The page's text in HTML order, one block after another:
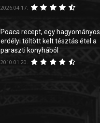
2026.04.17.
Poaca recept, egy hagyományos
erdélyi töltött kelt tésztás étel a
paraszti konyhából
2010.01.20.